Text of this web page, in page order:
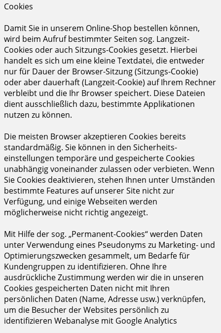
Cookies
Damit Sie in unserem Online-Shop bestellen können,
wird beim Aufruf bestimmter Seiten sog. Langzeit-
Cookies oder auch Sitzungs-Cookies gesetzt. Hierbei
handelt es sich um eine kleine Textdatei, die entweder
nur für Dauer der Browser-Sitzung (Sitzungs-Cookie)
oder aber dauerhaft (Langzeit-Cookie) auf Ihrem Rechner
verbleibt und die Ihr Browser speichert. Diese Dateien
dient ausschließlich dazu, bestimmte Applikationen
nutzen zu können.
Die meisten Browser akzeptieren Cookies bereits
standardmäßig. Sie können in den Sicherheits-
einstellungen temporäre und gespeicherte Cookies
unabhängig voneinander zulassen oder verbieten. Wenn
Sie Cookies deaktivieren, stehen Ihnen unter Umständen
bestimmte Features auf unserer Site nicht zur
Verfügung, und einige Webseiten werden
möglicherweise nicht richtig angezeigt.
Mit Hilfe der sog. „Permanent-Cookies“ werden Daten
unter Verwendung eines Pseudonyms zu Marketing- und
Optimierungszwecken gesammelt, um Bedarfe für
Kundengruppen zu identifizieren. Ohne Ihre
ausdrückliche Zustimmung werden wir die in unseren
Cookies gespeicherten Daten nicht mit Ihren
persönlichen Daten (Name, Adresse usw.) verknüpfen,
um die Besucher der Websites persönlich zu
identifizieren Webanalyse mit Google Analytics